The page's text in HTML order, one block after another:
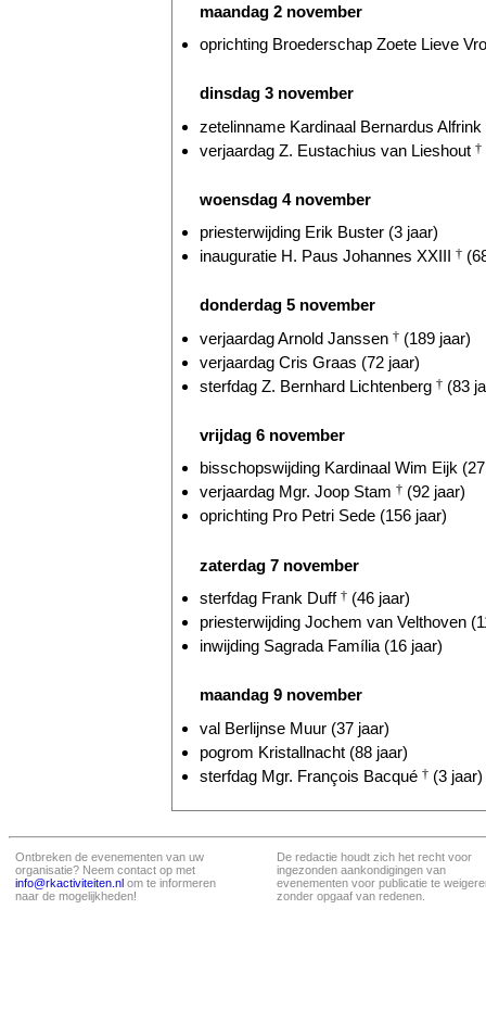
maandag 2 november
oprichting Broederschap Zoete Lieve
dinsdag 3 november
zetelinname Kardinaal Bernardus Alfrink
verjaardag Z. Eustachius van Lieshout †
woensdag 4 november
priesterwijding Erik Buster (3 jaar)
inauguratie H. Paus Johannes XXIII †
donderdag 5 november
verjaardag Arnold Janssen † (189 jaar)
verjaardag Cris Graas (72 jaar)
sterfdag Z. Bernhard Lichtenberg † (83
vrijdag 6 november
bisschopswijding Kardinaal Wim Eijk
verjaardag Mgr. Joop Stam † (92 jaar)
oprichting Pro Petri Sede (156 jaar)
zaterdag 7 november
sterfdag Frank Duff † (46 jaar)
priesterwijding Jochem van Velthoven
inwijding Sagrada Família (16 jaar)
maandag 9 november
val Berlijnse Muur (37 jaar)
pogrom Kristallnacht (88 jaar)
sterfdag Mgr. François Bacqué † (3 jaar)
Ontbreken de evenementen van uw
organisatie? Neem contact op met
info@rkactiviteiten.nl om te informeren
naar de mogelijkheden!
De redactie houdt zich het recht voor
ingezonden aankondigingen van
evenementen voor publicatie te
zonder opgaaf van redenen.